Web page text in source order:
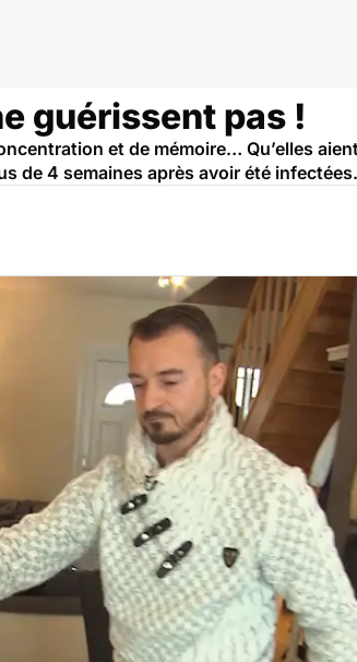
guérissent pas !
et de mémoire… Qu’elles
de 4 semaines après avoir été infectées.